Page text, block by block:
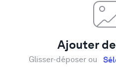
Ajouter
Glisser-déposer ou